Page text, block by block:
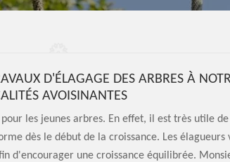
D'ÉLAGAGE DES ARBRES À
AVOISINANTES
les jeunes arbres. En effet, il est très utile
dès le début de la croissance. Les élagueurs
d'encourager une croissance équilibrée.